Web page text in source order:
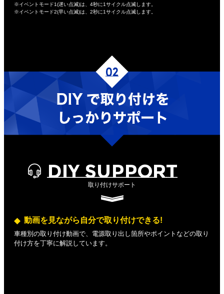
※イベントモード1(遅い点滅)は、4秒に1サイクル点滅します。
※イベントモード2(早い点滅)は、2秒に1サイクル点滅します。
DIY SUPPORT
取り付けサポート
動画を見ながら自分で取り付けできる!
車種別の取り付け動画で、電源取り出し箇所やポイントなどの取り
付け方を丁寧に解説しています。